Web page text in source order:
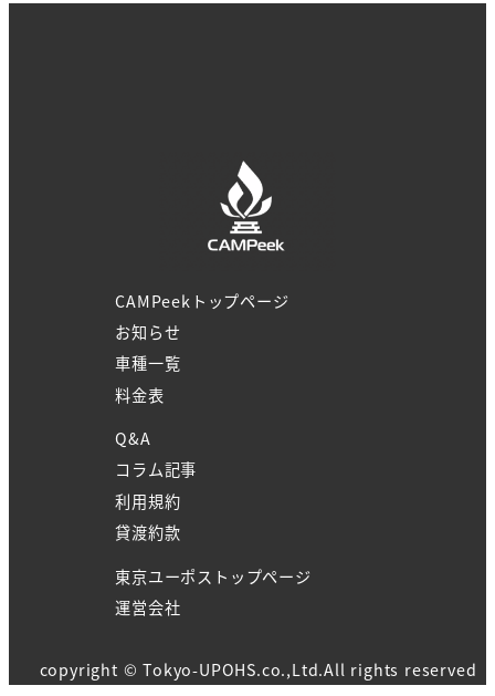
CAMPeekトップページ
お知らせ
車種一覧
料金表
Q&A
コラム記事
利用規約
貸渡約款
東京ユーポストップページ
運営会社
copyright ©️ Tokyo-UPOHS.co.,Ltd.All rights reserved